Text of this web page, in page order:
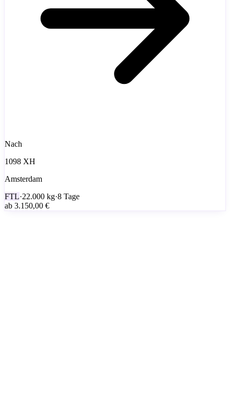
Nach
1098 XH
Amsterdam
FTL·22.000 kg·8 Tage
ab 3.150,00 €